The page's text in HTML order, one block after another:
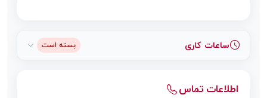
ساعات کاری بسته است
اطلاعات تماس